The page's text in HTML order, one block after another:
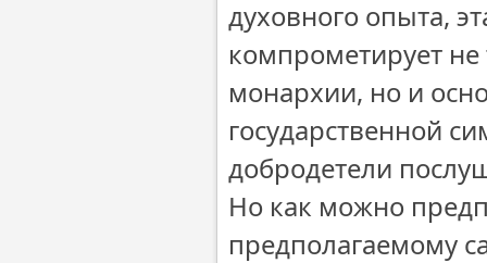
духовного опыта,
компрометирует
монархии, но и
государственной
добродетели
Но как можно
предполагаемому